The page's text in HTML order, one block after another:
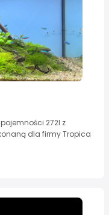
272l z
dla firmy Tropica